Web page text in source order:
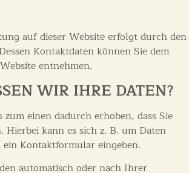
auf dieser Website erfolgt durch den
Kontaktdaten können Sie dem
entnehmen.
WIR IHRE DATEN?
einen dadurch erhoben, dass Sie
Hierbei kann es sich z. B. um Daten
Kontaktformular eingeben.
automatisch oder nach Ihrer